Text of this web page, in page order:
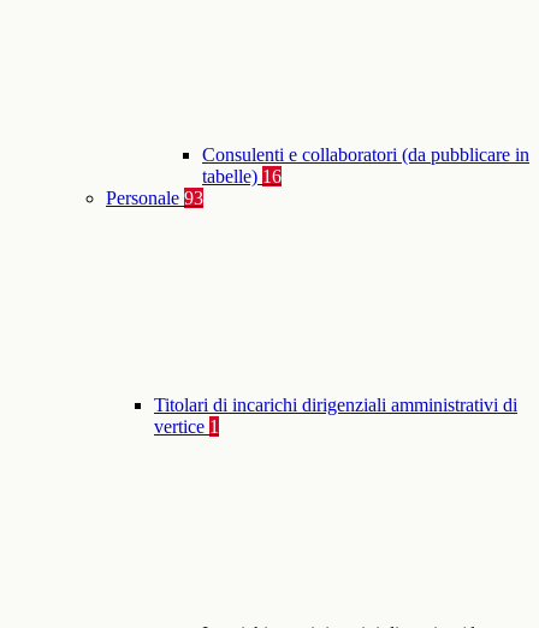
Consulenti e collaboratori (da pubblicare in
tabelle) 16
Personale 93
Titolari di incarichi dirigenziali amministrativi di
vertice 1